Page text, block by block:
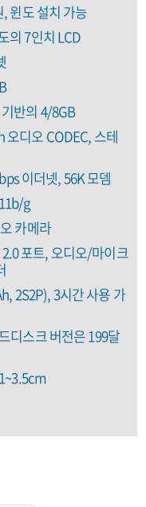
윈도 설치 가능
의 7인치 LCD
반의 4/8GB
디오 CODEC, 스테
이더넷, 56K 모뎀
g
카메라
포트, 오디오/마이크
2S2P), 3시간 사용 가
디스크 버전은 199달